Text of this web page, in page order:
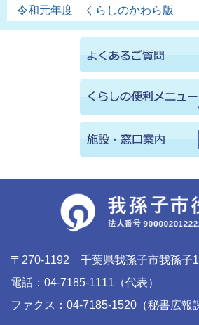
令和元年度 くらしのかわら版
〒270-1192 千葉県我孫子市我孫子
電話：04-7185-1111（代表）
ファクス：04-7185-1520（秘書広報